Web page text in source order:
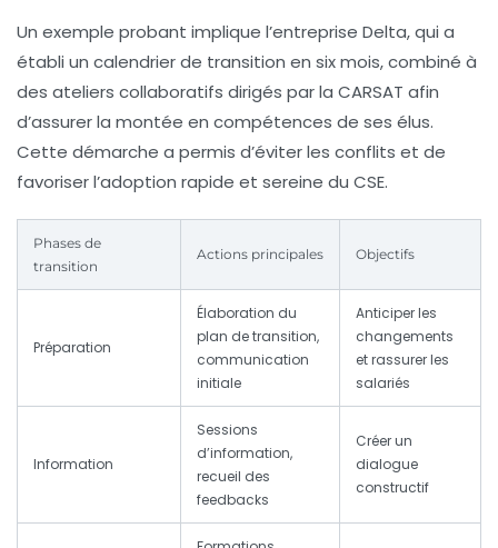
Un exemple probant implique l’entreprise Delta, qui a
établi un calendrier de transition en six mois, combiné à
des ateliers collaboratifs dirigés par la CARSAT afin
d’assurer la montée en compétences de ses élus.
Cette démarche a permis d’éviter les conflits et de
favoriser l’adoption rapide et sereine du CSE.
Phases de
transition
Actions principales Objectifs
Préparation
Élaboration du
plan de transition,
communication
initiale
Anticiper les
changements
et rassurer les
salariés
Information
Sessions
d’information,
recueil des
feedbacks
Créer un
dialogue
constructif